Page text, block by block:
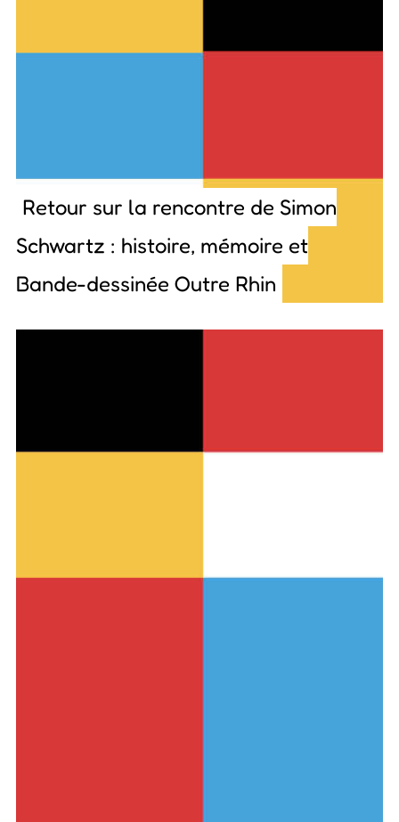
Retour sur la rencontre de Simon
Schwartz : histoire, mémoire et
Bande-dessinée Outre Rhin